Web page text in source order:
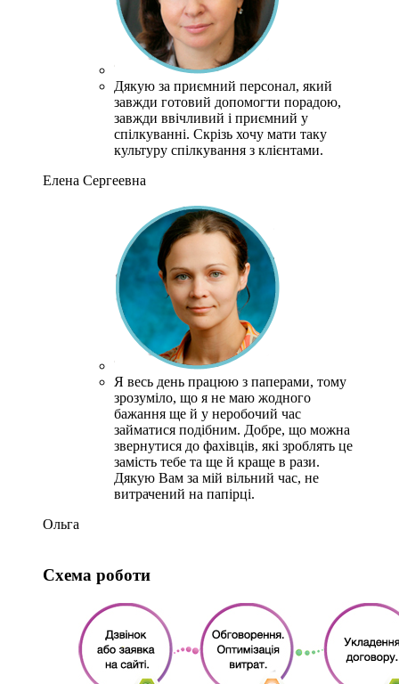
Дякую за приємний персонал, який
завжди готовий допомогти порадою,
завжди ввічливий і приємний у
спілкуванні. Скрізь хочу мати таку
культуру спілкування з клієнтами.
Елена Сергеевна
Я весь день працюю з паперами, тому
зрозуміло, що я не маю жодного
бажання ще й у неробочий час
займатися подібним. Добре, що можна
звернутися до фахівців, які зроблять це
замість тебе та ще й краще в рази.
Дякую Вам за мій вільний час, не
витрачений на папірці.
Ольга
Схема роботи